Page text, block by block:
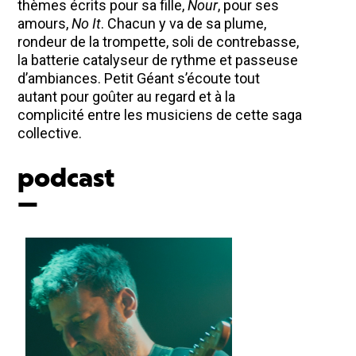
thèmes écrits pour sa fille,Nour, pour ses
amours,No It. Chacun y va de sa plume,
rondeur de la trompette, soli de contrebasse,
la batterie catalyseur de rythme et passeuse
d’ambiances. Petit Géant s’écoute tout
autant pour goûter au regard et à la
complicité entre les musiciens de cette saga
collective.
podcast
—